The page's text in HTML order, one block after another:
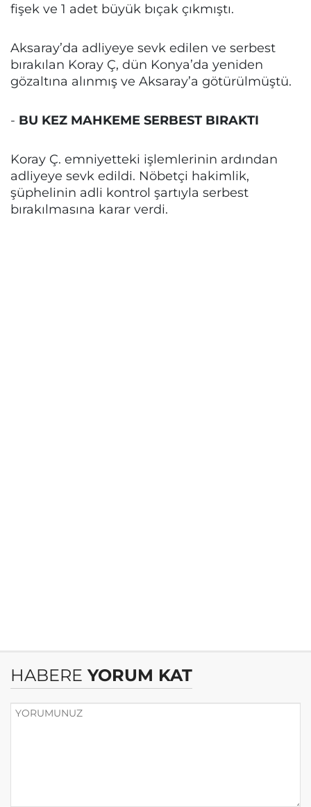
fişek ve 1 adet büyük bıçak çıkmıştı.
Aksaray’da adliyeye sevk edilen ve serbest
bırakılan Koray Ç, dün Konya’da yeniden
gözaltına alınmış ve Aksaray’a götürülmüştü.
- BU KEZ MAHKEME SERBEST BIRAKTI
Koray Ç. emniyetteki işlemlerinin ardından
adliyeye sevk edildi. Nöbetçi hakimlik,
şüphelinin adli kontrol şartıyla serbest
bırakılmasına karar verdi.
HABERE YORUM KAT